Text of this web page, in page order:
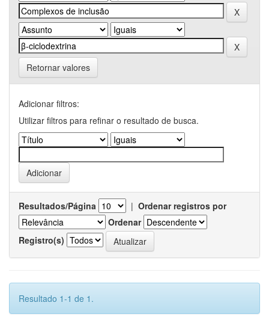
Retornar valores
Adicionar filtros:
Utilizar filtros para refinar o resultado de busca.
Resultados/Página | Ordenar registros por
Ordenar
Registro(s)
Resultado 1-1 de 1.